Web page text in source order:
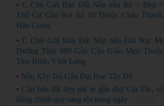
• C Chủ Gửi Bán Đất Nền nền Rẻ + Đẹp +
Thổ Cư Gần Bot Số 10 Thuộc Châu Thành,
Hậu Giang
• C Chủ Gửi Bán Đất Nền nền Đất Nạc Mt
Đường Tỉnh 909 Gần Cầu Giáo Mẹo Thuộc
Tam Bình, Vĩnh Long
• Nền Xây Trọ Gần Đại Học Tây Đô
• Cần bán đất đẹp giá rẻ gần chợ Cái Tắc, sổ
hồng chính quy sang tên trong ngày